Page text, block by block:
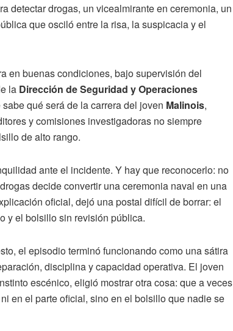
detectar drogas, un vicealmirante en ceremonia, un
que osciló entre la risa, la suspicacia y el
en buenas condiciones, bajo supervisión del
la Dirección de Seguridad y Operaciones
qué será de la carrera del joven Malinois,
y comisiones investigadoras no siempre
de alto rango.
ante el incidente. Y hay que reconocerlo: no
decide convertir una ceremonia naval en una
oficial, dejó una postal difícil de borrar: el
y el bolsillo sin revisión pública.
el episodio terminó funcionando como una sátira
disciplina y capacidad operativa. El joven
escénico, eligió mostrar otra cosa: que a veces
en el parte oficial, sino en el bolsillo que nadie se